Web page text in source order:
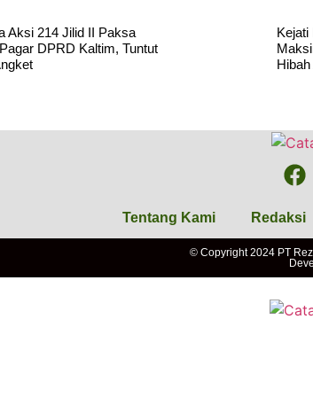
Aksi 214 Jilid II Paksa
DPRD Kaltim, Tuntut
Kejati
Tentang Kami Redaksi
© Copyright 2024 PT